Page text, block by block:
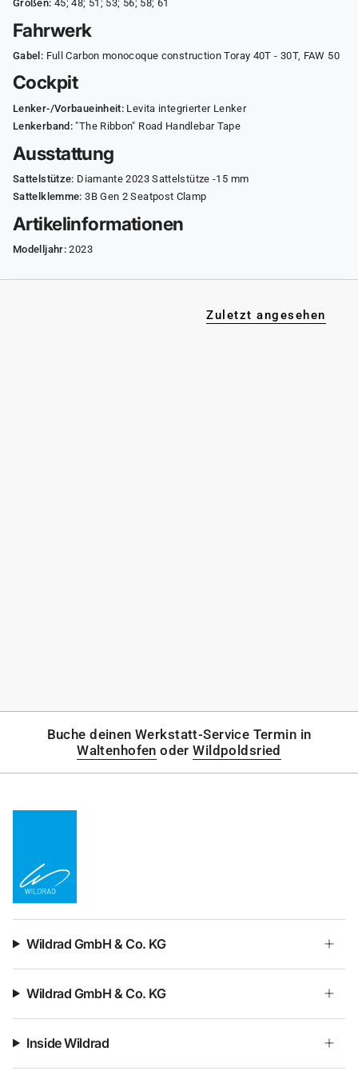
Größen: 45; 48; 51; 53; 56; 58; 61
Fahrwerk
Gabel: Full Carbon monocoque construction Toray 40T - 30T, FAW 50
Cockpit
Lenker-/Vorbaueinheit: Levita integrierter Lenker
Lenkerband: "The Ribbon" Road Handlebar Tape
Ausstattung
Sattelstütze: Diamante 2023 Sattelstütze -15 mm
Sattelklemme: 3B Gen 2 Seatpost Clamp
Artikelinformationen
Modelljahr: 2023
Zuletzt angesehen
Buche deinen Werkstatt-Service Termin in
Waltenhofen oderWildpoldsried
Wildrad GmbH & Co. KG
Wildrad GmbH & Co. KG
Inside Wildrad